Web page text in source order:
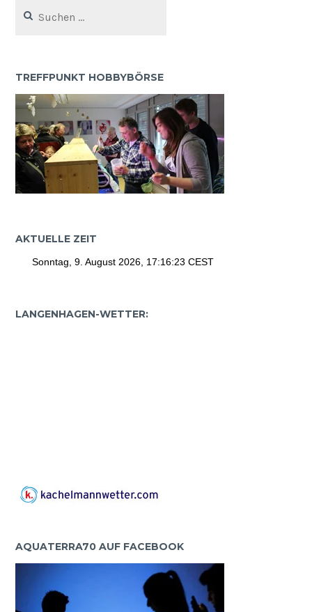
nach:
TREFFPUNKT HOBBYBÖRSE
AKTUELLE ZEIT
LANGENHAGEN-WETTER:
AQUATERRA70 AUF FACEBOOK